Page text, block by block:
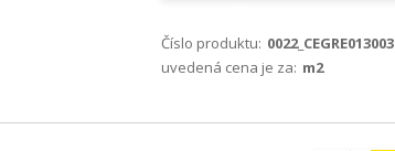
Číslo produktu: 0022_CEGRE013003
uvedená cena je za: m2